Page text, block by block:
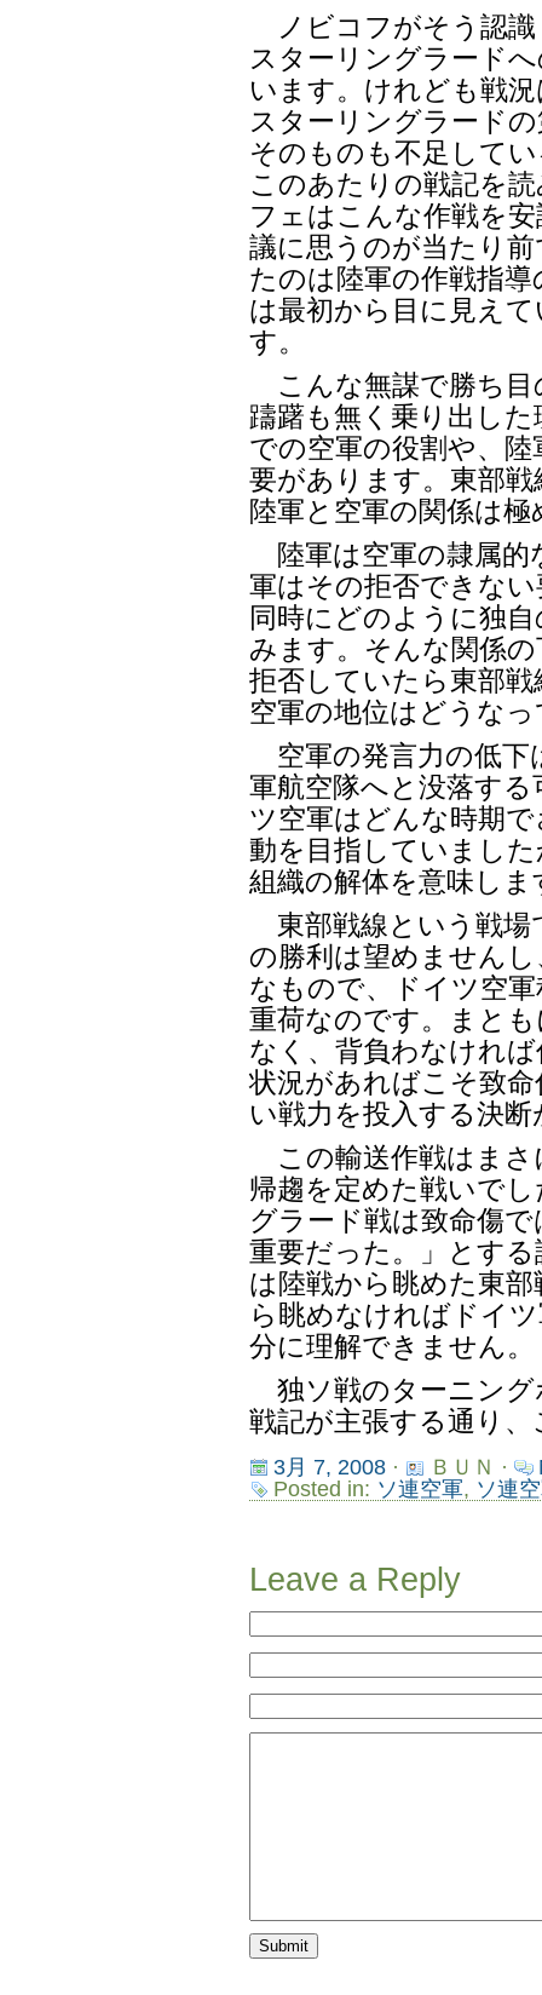
ノビコフがそう認識
スターリングラード
います。けれども戦
スターリングラード
そのものも不足して
このあたりの戦記を
フェはこんな作戦を
議に思うのが当たり
たのは陸軍の作戦指
は最初から目に見え
す。
こんな無謀で勝ち目
躊躇も無く乗り出し
での空軍の役割や、
要があります。東部
陸軍と空軍の関係は
陸軍は空軍の隷属的
軍はその拒否できな
同時にどのように独
みます。そんな関係
拒否していたら東部
空軍の地位はどうな
空軍の発言力の低下
軍航空隊へと没落す
ツ空軍はどんな時期
動を目指していまし
組織の解体を意味しま
東部戦線という戦場
の勝利は望めません
なもので、ドイツ空
重荷なのです。まと
なく、背負わなけれ
状況があればこそ致
い戦力を投入する決
この輸送作戦はまさ
帰趨を定めた戦いで
グラード戦は致命傷
重要だった。」とす
は陸戦から眺めた東
ら眺めなければドイ
分に理解できません。
独ソ戦のターニング
戦記が主張する通り
3月 7, 2008· ＢＵＮ ·
Posted in: ソ連空軍, ソ連
Leave a Reply